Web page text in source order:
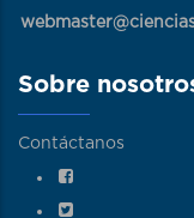
Sobre
Contáctanos